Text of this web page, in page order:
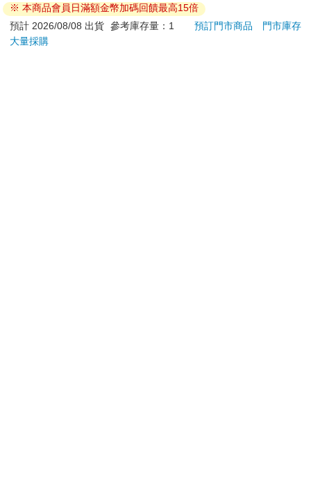
場的，卻是在町內惡名昭彰的流氓老大。我一直都沒發現自己已
債台高築，無力償還。
「今天賺了多少啊？」
若非上列種類商品，均享有到貨7天的猶豫期（含例假
日）。
辦理退換貨時，商品（組合商品恕無法接受單獨退貨）必須
※ 本商品會員日滿額金幣加碼回饋最高15倍
預計 2026/08/08 出貨 參考庫存量：1 預訂門市商品
門市庫存
大量採購